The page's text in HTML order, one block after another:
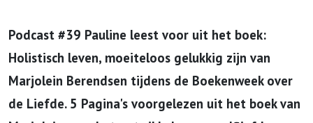
Marjolein
Berendsen
tijdens de
Podcast #39 Pauline leest voor uit het boek:
Holistisch leven, moeiteloos gelukkig zijn van
Marjolein Berendsen tijdens de Boekenweek over
de Liefde. 5 Pagina's voorgelezen uit het boek van